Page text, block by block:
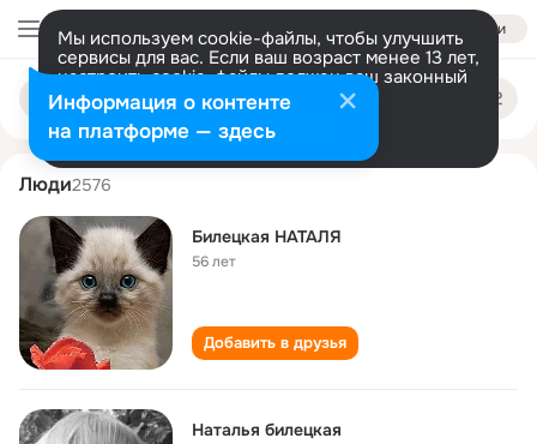
Войти
Мы используем cookie-файлы, чтобы улучшить
сервисы для вас. Если ваш возраст менее 13 лет,
настроить cookie-файлы должен ваш законный
представитель. Больше информации
Разрешить все Настроить
Поиск
людям
natalya biletskaya
Люди2576
Билецкая НАТАЛЯ
56 лет
Добавить в друзья
Наталья билецкая
Информация о контенте
на платформе — здесь